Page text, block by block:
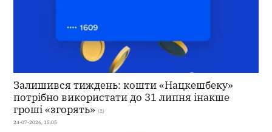
Залишився тиждень: кошти «Нацкешбеку»
потрібно використати до 31 липня інакше
гроші «згорять» (2)
24-07-2026, 15:05